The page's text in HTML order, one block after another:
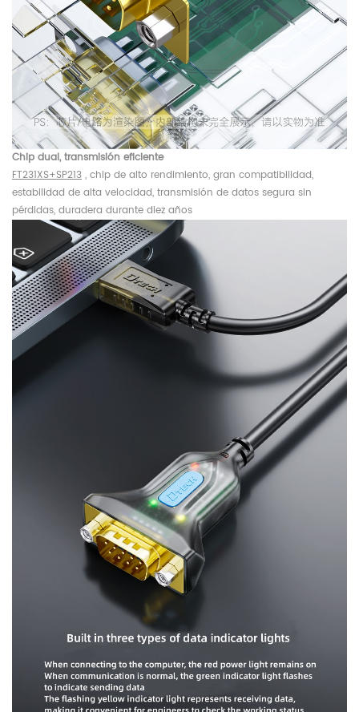
Chip dual, transmisión eficiente
FT231XS+SP213 , chip de alto rendimiento, gran compatibilidad,
estabilidad de alta velocidad, transmisión de datos segura sin
pérdidas, duradera durante diez años